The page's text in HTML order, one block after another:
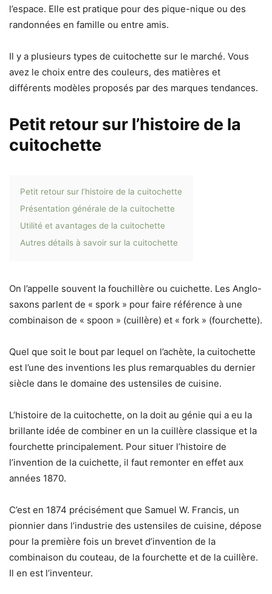
l’espace. Elle est pratique pour des pique-nique ou des
randonnées en famille ou entre amis.
Il y a plusieurs types de cuitochette sur le marché. Vous
avez le choix entre des couleurs, des matières et
différents modèles proposés par des marques tendances.
Petit retour sur l’histoire de la
cuitochette
Petit retour sur l’histoire de la cuitochette
Présentation générale de la cuitochette
Utilité et avantages de la cuitochette
Autres détails à savoir sur la cuitochette
On l’appelle souvent la fouchillère ou cuichette. Les Anglo-
saxons parlent de « spork » pour faire référence à une
combinaison de « spoon » (cuillère) et « fork » (fourchette).
Quel que soit le bout par lequel on l’achète, la cuitochette
est l’une des inventions les plus remarquables du dernier
siècle dans le domaine des ustensiles de cuisine.
L’histoire de la cuitochette, on la doit au génie qui a eu la
brillante idée de combiner en un la cuillère classique et la
fourchette principalement. Pour situer l’histoire de
l’invention de la cuichette, il faut remonter en effet aux
années 1870.
C’est en 1874 précisément que Samuel W. Francis, un
pionnier dans l’industrie des ustensiles de cuisine, dépose
pour la première fois un brevet d’invention de la
combinaison du couteau, de la fourchette et de la cuillère.
Il en est l’inventeur.